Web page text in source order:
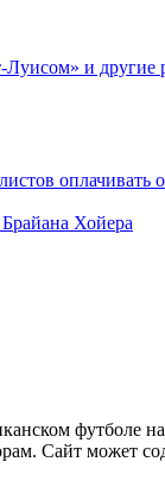
и другие
Хойера
футболе на
Сайт может